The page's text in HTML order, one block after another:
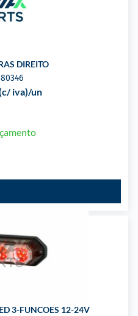
DIREITO
iva)/un
3-FUNCOES 12-24V